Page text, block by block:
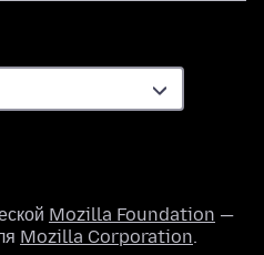
Mozilla Foundation —
Mozilla Corporation.